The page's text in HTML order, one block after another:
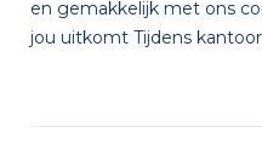
en gemakkelijk met ons
jou uitkomt Tijdens